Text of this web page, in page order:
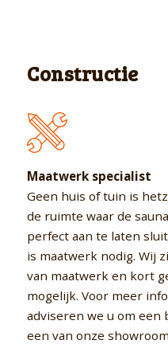
Constructie
Maatwerk specialist
Geen huis of tuin is
de ruimte waar de
perfect aan te laten
is maatwerk nodig. Wij
van maatwerk en kort
mogelijk. Voor meer
adviseren we u om een
een van onze